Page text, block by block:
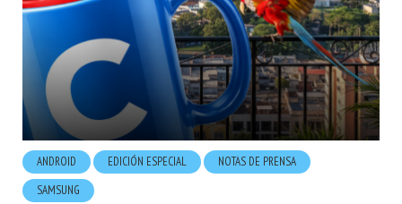
ANDROID EDICIÓN ESPECIAL
NOTAS DE PRENSA
SAMSUNG